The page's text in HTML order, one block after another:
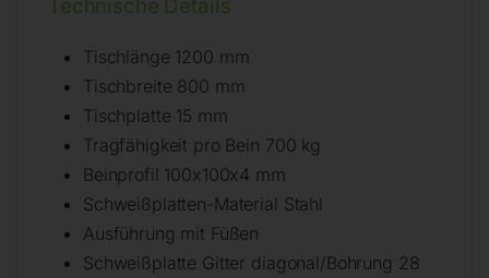
Technische Details
Tischlänge 1200 mm
Tischbreite 800 mm
Tischplatte 15 mm
Tragfähigkeit pro Bein 700 kg
Beinprofil 100x100x4 mm
Schweißplatten-Material Stahl
Ausführung mit Füßen
Schweißplatte Gitter diagonal/Bohrung 28